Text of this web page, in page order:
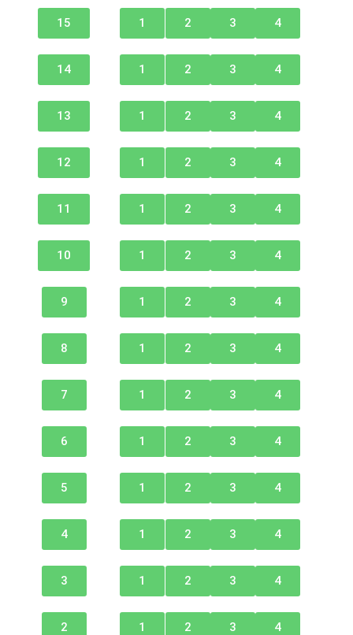
15
14
13
12
11
10
9
8
7
6
5
4
3
2
1
1
1
1
1
1
1
1
1
1
1
1
1
1
2
2
2
2
2
2
2
2
2
2
2
2
2
2
3
3
3
3
3
3
3
3
3
3
3
3
3
3
4
4
4
4
4
4
4
4
4
4
4
4
4
4